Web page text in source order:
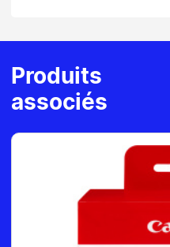
Produits
associés